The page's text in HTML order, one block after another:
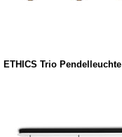
ETHICS Trio Pendelleuchte